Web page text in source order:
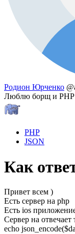
Родион Юрченко
Люблю борщ и PHP
PHP
JSON
Как
Привет всем )
Есть сервер на php
Есть ios
Сервер на отвечает
echo